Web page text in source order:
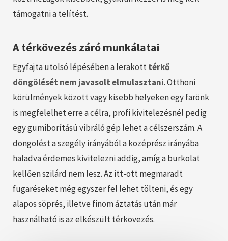
támogatni a telítést.
A térkövezés záró munkálatai
Egyfajta utolsó lépésében a lerakotttérkő
döngölését nem javasolt elmulasztani. Otthoni
körülmények között vagy kisebb helyeken egy farönk
is megfelelhet erre a célra, profi kivitelezésnél pedig
egy gumiborítású vibráló gép lehet a célszerszám. A
döngölést a szegély irányából a középrész irányába
haladva érdemes kivitelezni addig, amíg a burkolat
kellően szilárd nem lesz. Az itt-ott megmaradt
fugaréseket még egyszer fel lehet tölteni, és egy
alapos söprés, illetve finom áztatás után már
használható is az elkészült térkövezés.